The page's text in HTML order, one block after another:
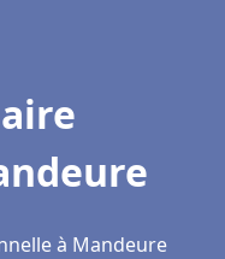
à Mandeure